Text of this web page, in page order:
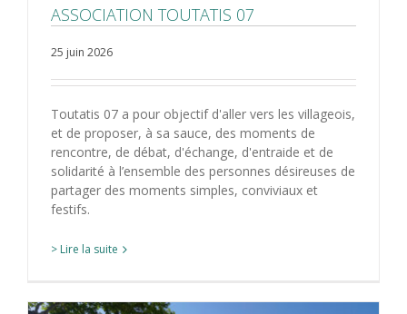
ASSOCIATION TOUTATIS 07
25 juin 2026
Toutatis 07 a pour objectif d'aller vers les villageois,
et de proposer, à sa sauce, des moments de
rencontre, de débat, d'échange, d'entraide et de
solidarité à l’ensemble des personnes désireuses de
partager des moments simples, conviviaux et
festifs.
> Lire la suite